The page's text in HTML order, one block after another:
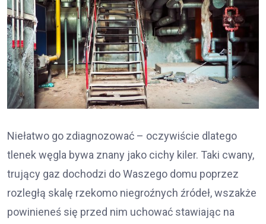
Niełatwo go zdiagnozować – oczywiście dlatego
tlenek węgla bywa znany jako cichy kiler. Taki cwany,
trujący gaz dochodzi do Waszego domu poprzez
rozległą skalę rzekomo niegroźnych źródeł, wszakże
powinieneś się przed nim uchować stawiając na